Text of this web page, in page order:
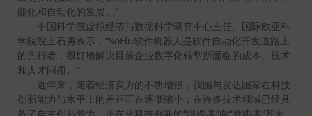
能化和自动化的发展。”
中国科学院虚拟经济与数据科学研究中心主任、国际欧亚科
学院院士石勇表示，“SoFlu软件机器人是软件自动化开发道路上
的先行者，很好地解决目前企业数字化转型所面临的成本、技术
和人才问题。”
近年来，随着经济实力的不断增强，我国与发达国家在科技
创新能力与水平上的差距正在逐渐缩小，在许多技术领域已经具
备了自主创新能力，正在从科技创新的“跟跑者”向“并跑者”甚至